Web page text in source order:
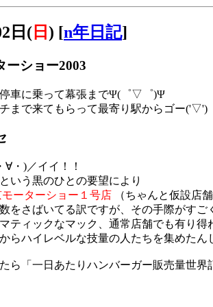
日( 日 ) [n年日記]
ーショー2003
車に乗って幕張までΨ(゜▽゜)Ψ
まで来てもらって最寄り駅からゴー('▽')
∀・)／イイ！！
いう黒のひとの要望により
ーターショー１号店 （ちゃんと仮設店
をさばいてる訳ですが、その手際がすご
ティックなマック、通常店舗でも有り得
らハイレベルな技量の人たちを集めた
ら「一日あたりハンバーガー販売量世